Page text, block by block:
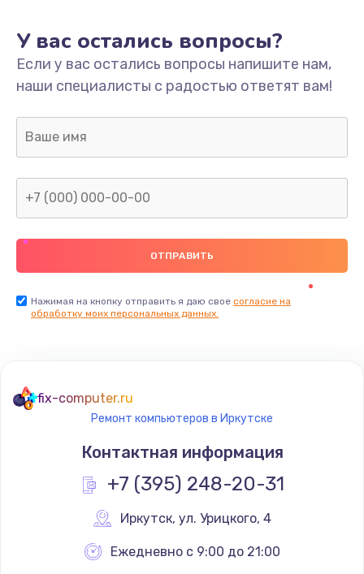
У вас остались вопросы?
Если у вас остались вопросы напишите нам,
наши специалисты с радостью ответят вам!
Нажимая на кнопку отправить я даю свое согласие на
обработку моих персональных данных.
fix-computer.ru
Ремонт компьютеров в Иркутске
Контактная информация
+7 (395) 248-20-31
Иркутск, ул. Урицкого, 4
Ежедневно с 9:00 до 21:00